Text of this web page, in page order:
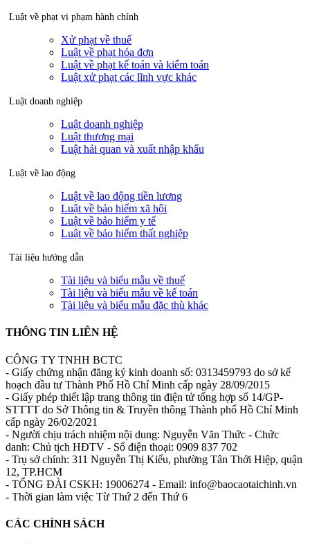
Luật về phạt vi phạm hành chính
Xử phạt về thuế
Luật về phạt hóa đơn
Luật về phạt kế toán và kiểm toán
Luật xử phạt các lĩnh vực khác
Luật doanh nghiệp
Luật doanh nghiệp
Luật thương mại
Luật hải quan và xuất nhập khẩu
Luật về lao động
Luật về lao động tiền lương
Luật về bảo hiểm xã hội
Luật về bảo hiểm y tế
Luật về bảo hiểm thất nghiệp
Tài liệu hướng dẫn
Tài liệu và biểu mẫu về thuế
Tài liệu và biểu mẫu về kế toán
Tài liệu và biểu mẫu đặc thù khác
THÔNG TIN LIÊN HỆ
CÔNG TY TNHH BCTC
- Giấy chứng nhận đăng ký kinh doanh số: 0313459793 do sở kế
hoạch đầu tư Thành Phố Hồ Chí Minh cấp ngày 28/09/2015
- Giấy phép thiết lập trang thông tin điện tử tổng hợp số 14/GP-
STTTT do Sở Thông tin & Truyền thông Thành phố Hồ Chí Minh
cấp ngày 26/02/2021
- Người chịu trách nhiệm nội dung: Nguyễn Văn Thức - Chức
danh: Chủ tịch HĐTV - Số điện thoại: 0909 837 702
- Trụ sở chính: 311 Nguyễn Thị Kiểu, phường Tân Thới Hiệp, quận
12, TP.HCM
- TỔNG ĐÀI CSKH: 19006274 - Email: info@baocaotaichinh.vn
- Thời gian làm việc Từ Thứ 2 đến Thứ 6
CÁC CHÍNH SÁCH